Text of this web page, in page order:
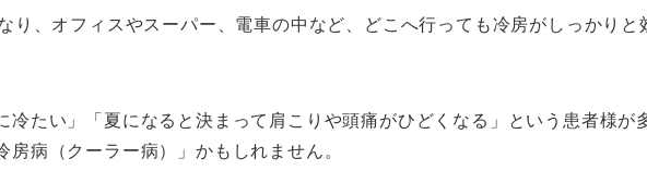
、オフィスやスーパー、電車の中など、どこへ行っても冷房がしっかりと
たい」「夏になると決まって肩こりや頭痛がひどくなる」という患者様が
病（クーラー病）」かもしれません。